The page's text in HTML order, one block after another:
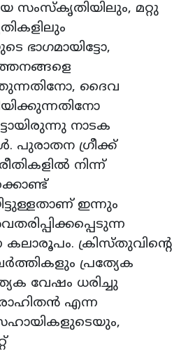
സംസ്‌കൃതിയിലും, മറ്റു
ഭാഗമായിട്ടോ,
ദൈവ
നാടക
ഗ്രീക്ക്
നിന്ന്
ഇന്നും
ക്രിസ്‌തുവിന്റെ
പ്രത്യേക
വേഷം ധരിച്ചു
എന്ന